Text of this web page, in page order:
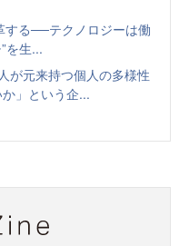
する──テクノロジーは働
を生...
が元来持つ個人の多様性
」という企...